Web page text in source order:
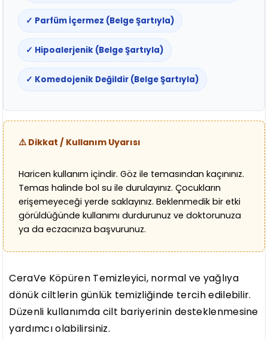
✓ Parfüm İçermez (Belge Şartıyla)
✓ Hipoalerjenik (Belge Şartıyla)
✓ Komedojenik Değildir (Belge Şartıyla)
⚠️ Dikkat / Kullanım Uyarısı
Haricen kullanım içindir. Göz ile temasından kaçınınız.
Temas halinde bol su ile durulayınız. Çocukların
erişemeyeceği yerde saklayınız. Beklenmedik bir etki
görüldüğünde kullanımı durdurunuz ve doktorunuza
ya da eczacınıza başvurunuz.
CeraVe Köpüren Temizleyici, normal ve yağlıya
dönük ciltlerin günlük temizliğinde tercih edilebilir.
Düzenli kullanımda cilt bariyerinin desteklenmesine
yardımcı olabilirsiniz.